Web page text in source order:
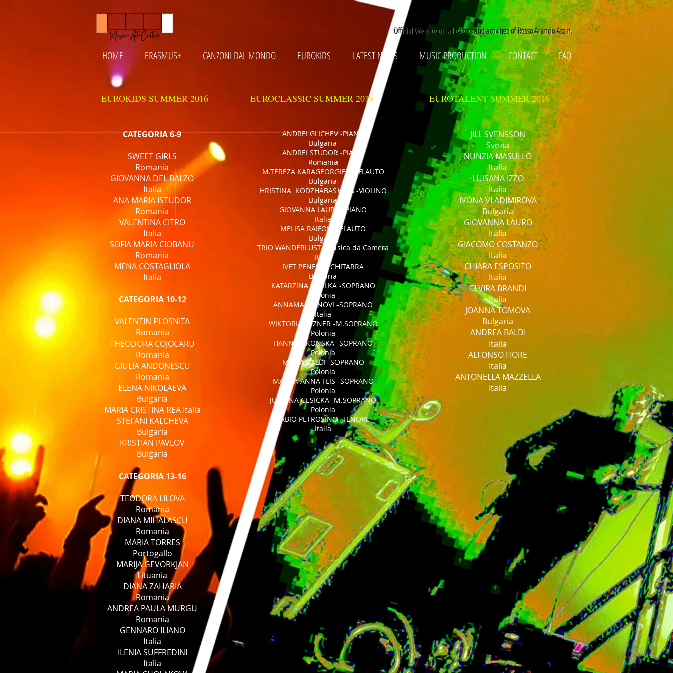
Official Website of all events and activities of Rosso Arancio Ass.n.
HOME ERASMUS+ CANZONI DAL MONDO EUROKIDS LATEST NEWS MUSIC PRODUCTION CONTACT FAQ
EUROKIDS SUMMER 2016 EUROCLASSIC SUMMER 2016 EUROTALENT SUMMER 2016
CATEGORIA 6-9
SWEET GIRLS
Romania
GIOVANNA DEL BALZO
Italia
ANA MARIA ISTUDOR
Romania
VALENTINA CITRO
Italia
SOFIA MARIA CIOBANU
Romania
MENA COSTAGLIOLA
Italia
CATEGORIA 10-12
VALENTIN PLOSNITA
Romania
THEODORA COJOCARU
Romania
GIULIA ANDONESCU
Romania
ELENA NIKOLAEVA
Bulgaria
MARIA CRISTINA REA Italia
STEFANI KALCHEVA
Bulgaria
KRISTIAN PAVLOV
Bulgaria
ANDREI GLICHEV -PIANO
Bulgaria
ANDREI STUDOR -PIANO
Romania
M.TEREZA KARAGEORGIEVA -FLAUTO
Bulgaria
HRISTINA KODZHABASHEVA -VIOLINO
Bulgaria
GIOVANNA LAURO -PIANO
Italia
MELISA RAIFOVA -FLAUTO
Bulgaria
TRIO WANDERLUST -Musica da Camera
Italia
IVET PENEVA - CHITARRA
Bulgaria
KATARZINA SZPILKA -SOPRANO
Polonia
ANNAMARIA NOVI -SOPRANO
Italia
WIKTORIA WIZNER -M.SOPRANO
Polonia
HANNA OKONSKA -SOPRANO
Polonia
MARIA BALDI -SOPRANO
Polonia
MAGDA ANNA FLIS -SOPRANO
Polonia
JUSTYNA GESICKA -M.SOPRANO
Polonia
FABIO PETROSINO -TENORE
Italia
JILL SVENSSON
Svezia
NUNZIA MASULLO
Italia
LUISANA IZZO
Italia
IVONA VLADIMIROVA
Bulgaria
GIOVANNA LAURO
Italia
GIACOMO COSTANZO
Italia
CHIARA ESPOSITO
Italia
ELVIRA BRANDI
Italia
JOANNA TOMOVA
Bulgaria
ANDREA BALDI
Italia
ALFONSO FIORE
Italia
ANTONELLA MAZZELLA
Italia
CATEGORIA 13-16
TEODORA LILOVA
Romania
DIANA MIHALASCU
Romania
MARIA TORRES
Portogallo
MARIJA GEVORKJAN
Lituania
DIANA ZAHARIA
Romania
ANDREA PAULA MURGU
Romania
GENNARO ILIANO
Italia
ILENIA SUFFREDINI
Italia